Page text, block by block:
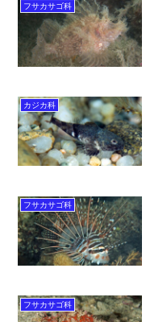
フサカサゴ科
カジカ科
フサカサゴ科
フサカサゴ科